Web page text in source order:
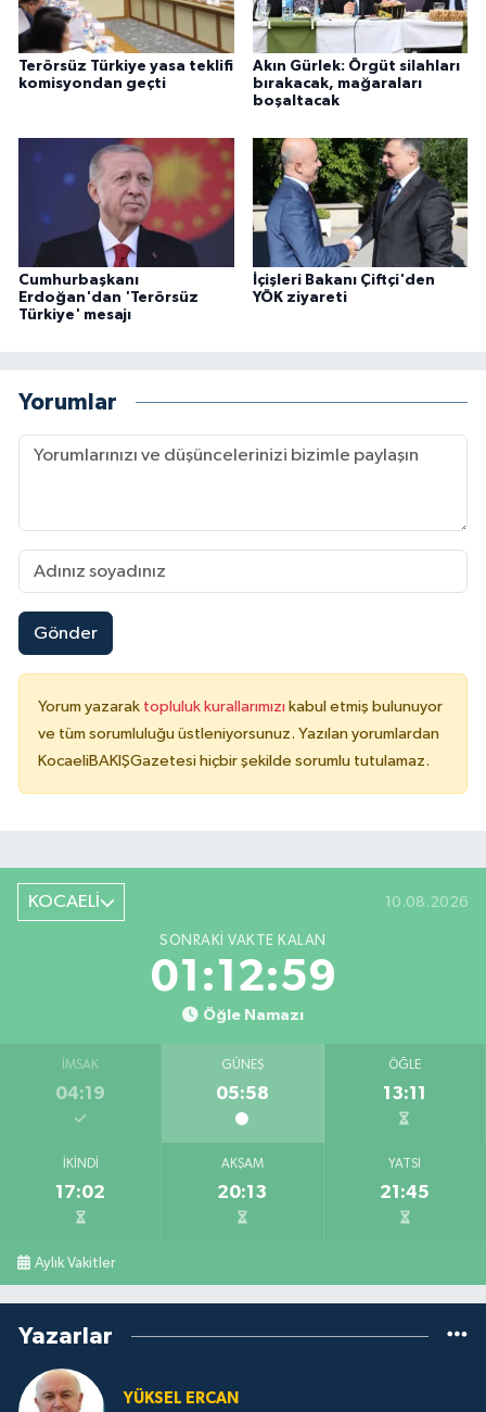
Terörsüz Türkiye yasa teklifi
komisyondan geçti
Akın Gürlek: Örgüt silahları
bırakacak, mağaraları
boşaltacak
Cumhurbaşkanı
Erdoğan'dan 'Terörsüz
Türkiye' mesajı
İçişleri Bakanı Çiftçi'den
YÖK ziyareti
Yorumlar
Gönder
Yorum yazarak topluluk kurallarımızı kabul etmiş bulunuyor
ve tüm sorumluluğu üstleniyorsunuz. Yazılan yorumlardan
KocaeliBAKIŞGazetesi hiçbir şekilde sorumlu tutulamaz.
KOCAELİ 10.08.2026
SONRAKI VAKTE KALAN
01:12:59
Öğle Namazı
İMSAK
04:19
GÜNEŞ
05:58
ÖĞLE
13:11
İKINDI
17:02
AKŞAM
20:13
YATSI
21:45
Aylık Vakitler
Yazarlar
YÜKSEL ERCAN